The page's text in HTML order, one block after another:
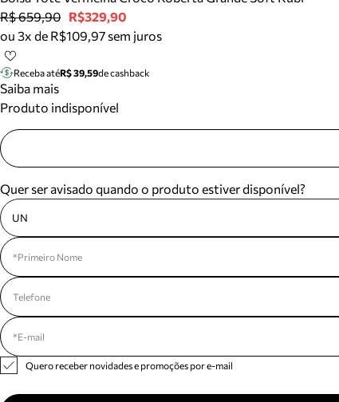
R$ 659,90 R$329,90
ou 3x de R$109,97 sem juros
Receba atéR$ 39,59de cashback
Saiba mais
Produto indisponível
Quer ser avisado quando o produto estiver disponível?
UN
Quero receber novidades e promoções por e-mail